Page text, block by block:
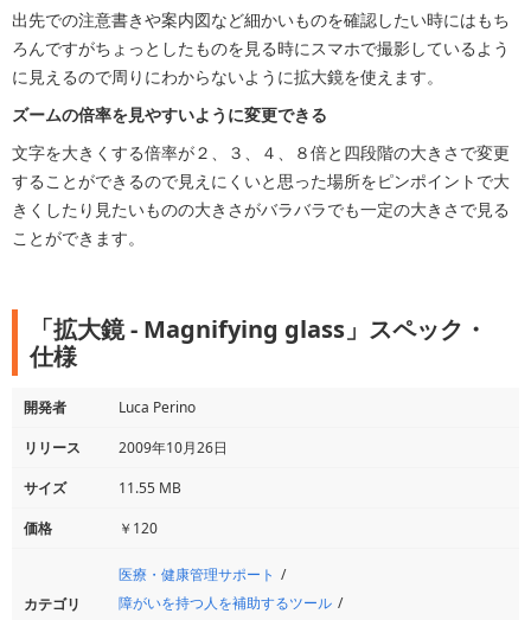
出先での注意書きや案内図など細かいものを確認したい時にはもち
ろんですがちょっとしたものを見る時にスマホで撮影しているよう
に見えるので周りにわからないように拡大鏡を使えます。
ズームの倍率を見やすいように変更できる
文字を大きくする倍率が２、３、４、８倍と四段階の大きさで変更
することができるので見えにくいと思った場所をピンポイントで大
きくしたり見たいものの大きさがバラバラでも一定の大きさで見る
ことができます。
「拡大鏡 - Magnifying glass」スペック・
仕様
開発者
Luca Perino
リリース
2009年10月26日
サイズ
11.55 MB
価格
￥120
カテゴリ
医療・健康管理サポート
障がいを持つ人を補助するツール